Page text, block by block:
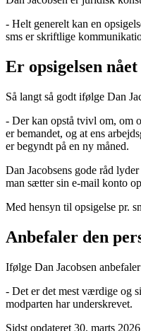
- Helt generelt kan en
sms er skriftlige
Er opsigelsen
Så langt så godt ifølge Dan
- Der kan opstå tvivl om, om
er bemandet, og at ens
er begyndt på en ny måned.
Dan Jacobsens gode råd
man sætter sin e-mail konto
Med hensyn til opsigelse pr.
Anbefaler den
Ifølge Dan Jacobsen
- Det er det mest værdige og
modparten har underskrevet.
Sidst opdateret 30. marts 2026